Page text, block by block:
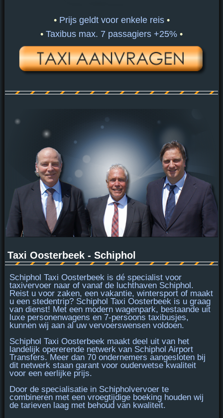
•Prijs geldt voor enkele reis •
• Taxibus max. 7 passagiers +25% •
Taxi Oosterbeek - Schiphol
Schiphol Taxi Oosterbeek is dé specialistvoor
taxivervoer naar of vanaf de luchthaven Schiphol.
Reist u voor zaken, een vakantie, wintersport of maakt
u een stedentrip? Schiphol Taxi Oosterbeek is u graag
van dienst! Met een modern wagenpark, bestaande uit
luxe personenwagens en 7-persoons taxibusjes,
kunnen wij aan al uw vervoerswensen voldoen.
Schiphol Taxi Oosterbeek maakt deel uit van het
landelijk opererende netwerk van Schiphol Airport
Transfers. Meer dan 70 ondernemers aangesloten bij
dit netwerk staan garant voor ouderwetse kwaliteit
voor een eerlijke prijs.
Door de specialisatie in Schipholvervoer te
combineren met een vroegtijdige boeking houden wij
de tarieven laag met behoud van kwaliteit.